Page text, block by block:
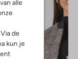
alle
de
kun je